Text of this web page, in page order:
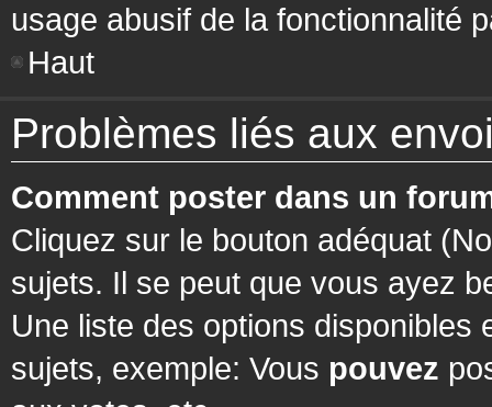
usage abusif de la fonctionnalité
Haut
Problèmes liés aux
Comment poster dans un
Cliquez sur le bouton adéquat
sujets. Il se peut que vous ayez
Une liste des options
sujets, exemple: Vous pouvez